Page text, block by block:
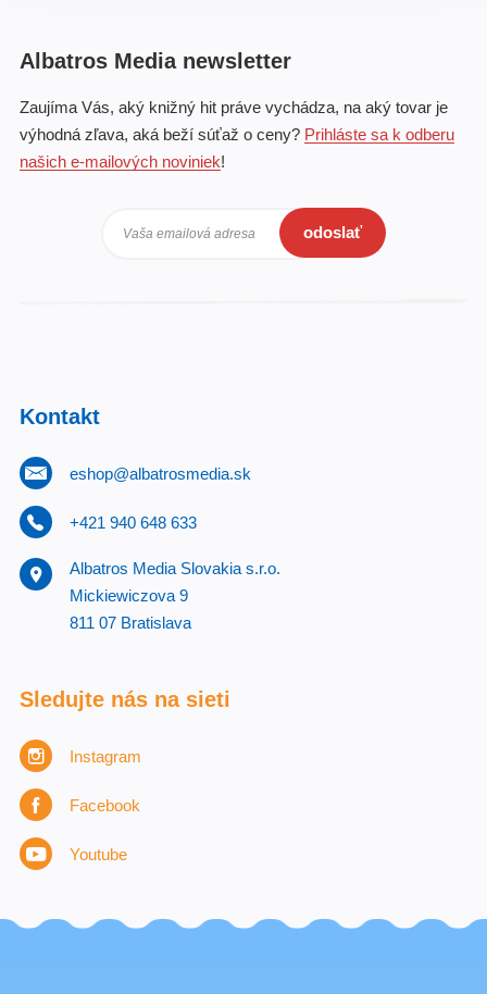
Albatros Media newsletter
Zaujíma Vás, aký knižný hit práve vychádza, na aký tovar je
výhodná zľava, aká beží súťaž o ceny? Prihláste sa k odberu
našich e-mailových noviniek!
Vaša emailová adresa odoslať
Kontakt
eshop@albatrosmedia.sk
+421 940 648 633
Albatros Media Slovakia s.r.o.
Mickiewiczova 9
811 07 Bratislava
Sledujte nás na sieti
Instagram
Facebook
Youtube